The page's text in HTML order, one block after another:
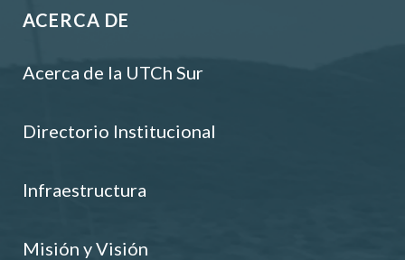
ACERCA DE
Acerca de la UTCh Sur
Directorio Institucional
Infraestructura
Misión y Visión